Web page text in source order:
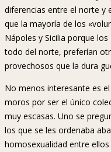
diferencias entre el norte y
que la mayoría de los
Nápoles y Sicilia porque
todo del norte, preferían
provechosos que la dura
No menos interesante es
moros por ser el único
muy escasas. Uno se
los que se les ordenaba
homosexualidad entre